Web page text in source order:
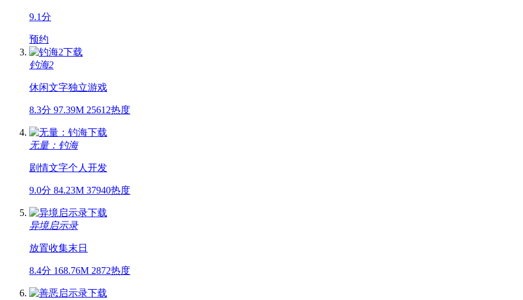
9.1分
预约
钓海2
休闲文字独立游戏
8.3分 97.39M 25612热度
无量：钓海
剧情文字个人开发
9.0分 84.23M 37940热度
异境启示录
放置收集末日
8.4分 168.76M 2872热度